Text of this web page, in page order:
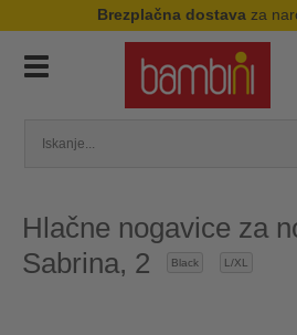
Brezplačna dostava za
Hlačne nogavice za
Sabrina, 2
Black L/XL